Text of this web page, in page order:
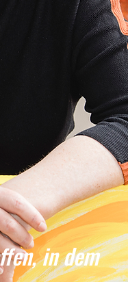
in dem